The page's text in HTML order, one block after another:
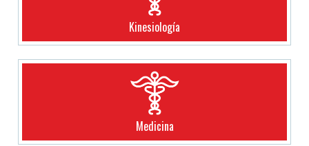
Kinesiología
Medicina